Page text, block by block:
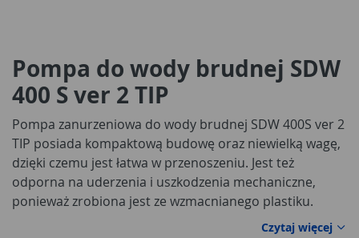
Pompa do wody brudnej SDW
400 S ver 2 TIP
Pompa zanurzeniowa do wody brudnej SDW 400S ver 2
TIP posiada kompaktową budowę oraz niewielką wagę,
dzięki czemu jest łatwa w przenoszeniu. Jest też
odporna na uderzenia i uszkodzenia mechaniczne,
ponieważ zrobiona jest ze wzmacnianego plastiku.
Czytaj więcej